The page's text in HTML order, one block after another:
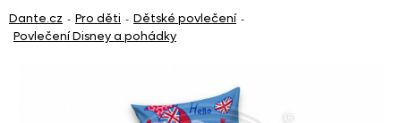
Dante.cz - Pro děti - Dětské povlečení -
Povlečení Disney a pohádky